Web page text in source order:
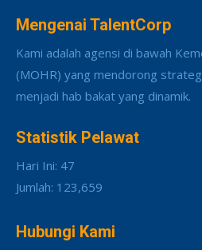
Mengenai TalentCorp
Kami adalah agensi di bawah
(MOHR) yang mendorong
menjadi hab bakat yang dinamik.
Statistik Pelawat
Hari Ini: 47
Jumlah: 123,659
Hubungi Kami